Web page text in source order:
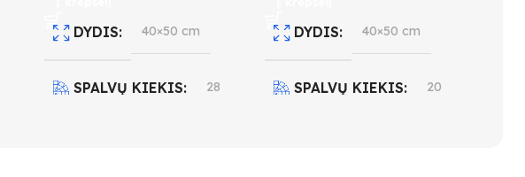
DYDIS 40×50 cm
SPALVŲ KIEKIS 28
DYDIS 40×50 cm
SPALVŲ KIEKIS 20